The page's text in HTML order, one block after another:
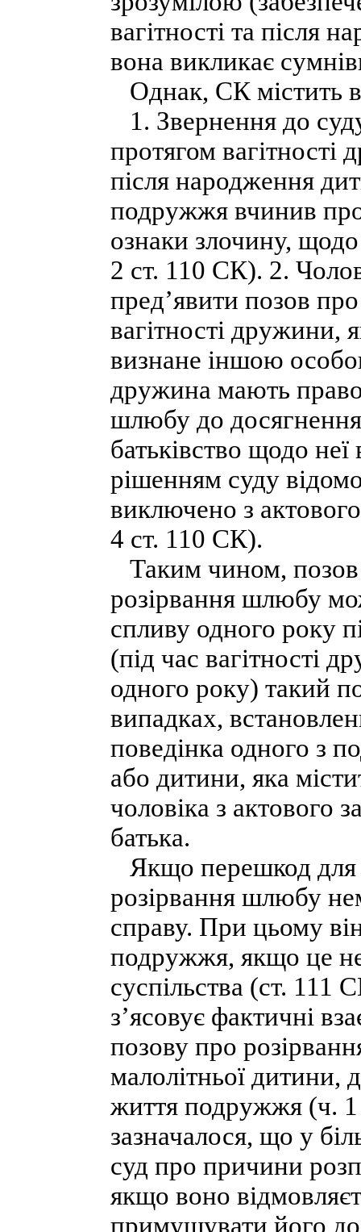
вагітності та після
вона викликає
Однак, СК містить
1. Звернення до
протягом
після народження
подружжя вчинив
ознаки злочину,
2 ст. 110 СК). 2.
пред’явити позов
вагітності дружини,
визнане іншою
дружина мають
шлюбу до
батьківство щодо
рішенням суду
виключено з
4 ст. 110 СК).
Таким чином,
розірвання шлюбу
спливу одного року
(під час вагітності
одного року) такий
випадках,
поведінка одного з
або дитини, яка
чоловіка з актового
батька.
Якщо перешкод для
розірвання шлюбу
справу. При цьому
подружжя, якщо це
суспільства (ст. 111
з’ясовує фактичні
позову про
малолітньої дитини,
життя подружжя (ч. 1
зазначалося, що у
суд про причини
якщо воно
примушувати його до